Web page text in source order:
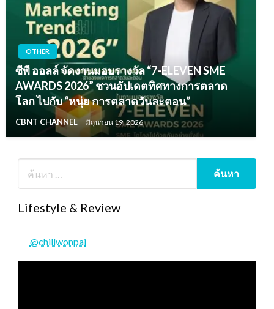
OTHER
ซีพี ออลล์ จัดงานมอบรางวัล “7-ELEVEN SME
AWARDS 2026” ชวนอัปเดตทิศทางการตลาด
โลก ไปกับ “หนุ่ย การตลาดวันละตอน”
CBNT CHANNEL มิถุนายน 19, 2026
Lifestyle & Review
@chillwonpai